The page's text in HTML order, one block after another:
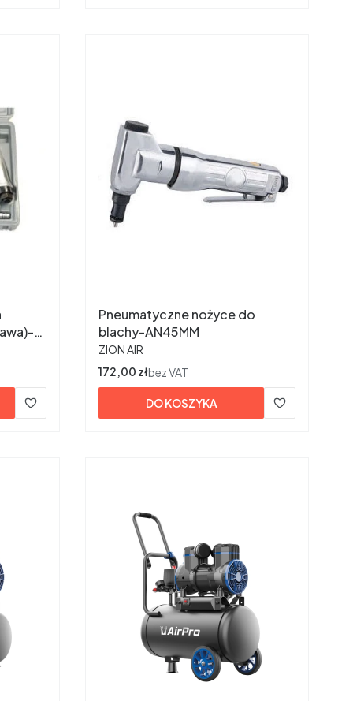
Pneumatyczne nożyce do
blachy-AN45MM
PRODUCENT
ZION AIR
Cena
172,00 złbez VAT
DO KOSZYKA